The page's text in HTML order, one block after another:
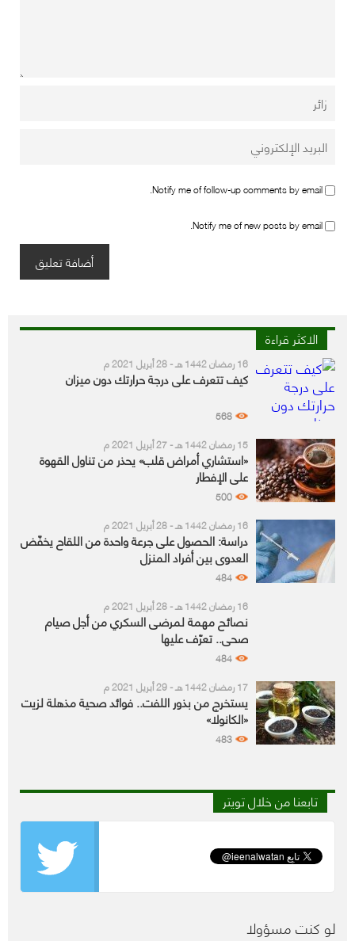
Notify me of follow-up comments by email.
Notify me of new posts by email.
الاكثر قراءة
16 رمضان 1442 هـ - 28 أبريل 2021 م
كيف تتعرف على درجة حرارتك دون ميزان
568
15 رمضان 1442 هـ - 27 أبريل 2021 م
«استشاري أمراض قلب» يحذر من تناول القهوة
على الإفطار
500
16 رمضان 1442 هـ - 28 أبريل 2021 م
دراسة: الحصول على جرعة واحدة من اللقاح يخفّض
العدوى بين أفراد المنزل
484
16 رمضان 1442 هـ - 28 أبريل 2021 م
نصائح مهمة لمرضى السكري من أجل صيام
صحي.. تعرّف عليها
484
17 رمضان 1442 هـ - 29 أبريل 2021 م
يستخرج من بذور اللفت.. فوائد صحية مذهلة لزيت
«الكانولا»
483
تابعنا من خلال تويتر
لو كنت مسؤولا